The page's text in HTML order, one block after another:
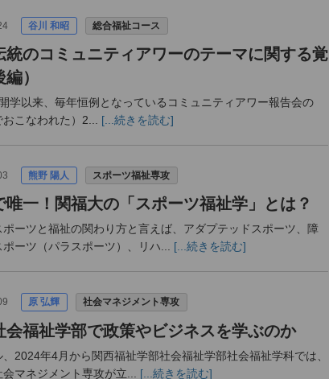
谷川 和昭 総合福祉コース
統のコミュニティアワーのテーマに関する覚
）
学以来、毎年恒例となっているコミュニティアワー報告会の
おこなわれた）2... [...続きを読む]
熊野 陽人 スポーツ福祉専攻
唯一！関福大の「スポーツ福祉学」とは？
ポーツと福祉の関わり方と言えば、アダプテッドスポーツ、障
ポーツ（パラスポーツ）、リハ... [...続きを読む]
原 弘輝 社会マネジメント専攻
会福祉学部で政策やビジネスを学ぶのか
、2024年4月から関西福祉学部社会福祉学部社会福祉学科では、
会マネジメント専攻が立... [...続きを読む]